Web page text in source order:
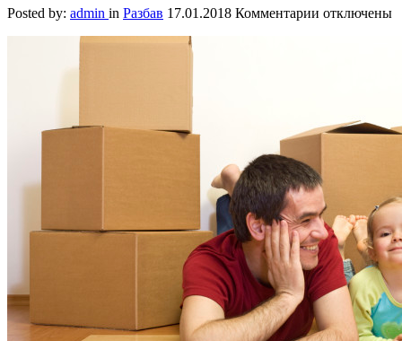
Posted by: admin in Разбав 17.01.2018 Комментарии к
не
отключены